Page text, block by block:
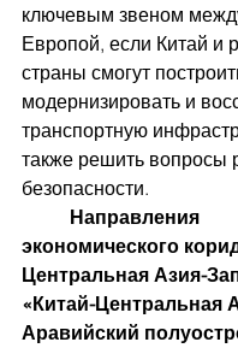
ключевым звеном
Европой, если Китай и
страны смогут
модернизировать и
транспортную
также решить вопросы
безопасности.
экономического
Центральная Азия-
«Китай-Центральная
Аравийский